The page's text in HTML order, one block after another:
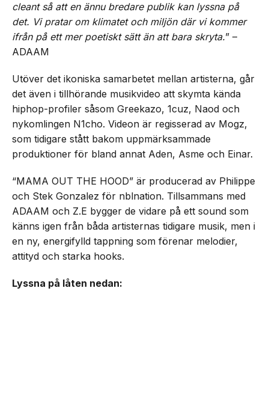
cleant så att en ännu bredare publik kan lyssna på
det. Vi pratar om klimatet och miljön där vi kommer
ifrån på ett mer poetiskt sätt än att bara skryta.” –
ADAAM
Utöver det ikoniska samarbetet mellan artisterna, går
det även i tillhörande musikvideo att skymta kända
hiphop-profiler såsom Greekazo, 1cuz, Naod och
nykomlingen N1cho. Videon är regisserad av Mogz,
som tidigare stått bakom uppmärksammade
produktioner för bland annat Aden, Asme och Einar.
“MAMA OUT THE HOOD” är producerad av Philippe
och Stek Gonzalez för nblnation. Tillsammans med
ADAAM och Z.E bygger de vidare på ett sound som
känns igen från båda artisternas tidigare musik, men i
en ny, energifylld tappning som förenar melodier,
attityd och starka hooks.
Lyssna på låten nedan: